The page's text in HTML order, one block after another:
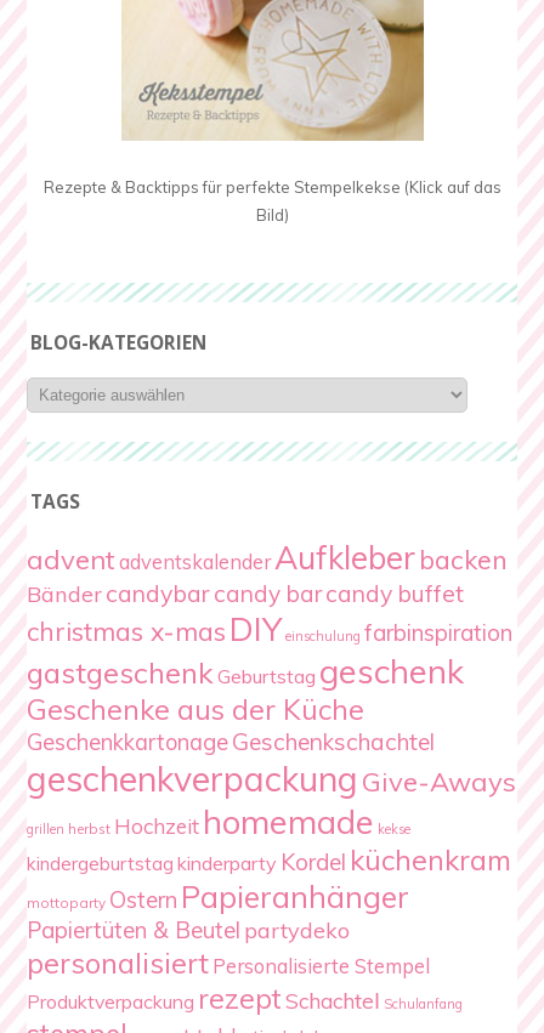
Rezepte & Backtipps für perfekte Stempelkekse (Klick auf das
Bild)
BLOG-KATEGORIEN
Blog-
Kategorien
TAGS
advent adventskalenderAufkleberbacken
Bändercandybarcandy barcandy buffet
christmas x-mas DIY einschulung farbinspiration
gastgeschenkGeburtstag geschenk
Geschenke aus der Küche
GeschenkkartonageGeschenkschachtel
geschenkverpackung Give-Aways
grillen herbst Hochzeit homemade kekse
kindergeburtstag kinderparty Kordel küchenkram
mottoparty Ostern Papieranhänger
Papiertüten & Beutel partydeko
personalisiert Personalisierte Stempel
Produktverpackung rezept Schachtel Schulanfang